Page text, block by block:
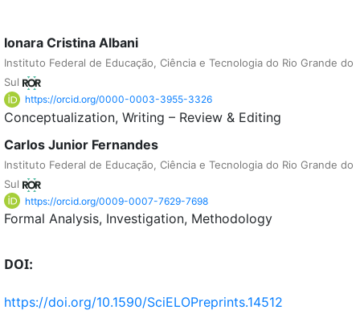
Ionara Cristina Albani
Instituto Federal de Educação, Ciência e Tecnologia do Rio Grande do
Sul
https://orcid.org/0000-0003-3955-3326
Conceptualization Writing – Review & Editing
Carlos Junior Fernandes
Instituto Federal de Educação, Ciência e Tecnologia do Rio Grande do
Sul
https://orcid.org/0009-0007-7629-7698
Formal Analysis Investigation Methodology
DOI:
https://doi.org/10.1590/SciELOPreprints.14512